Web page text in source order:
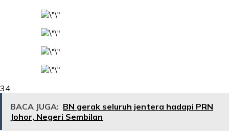
34
BACA JUGA: BN gerak seluruh jentera hadapi PRN
Johor, Negeri Sembilan